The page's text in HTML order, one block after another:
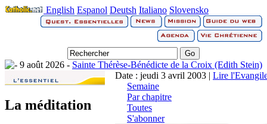
English Espanol Deutsh Italiano Slovensko
9 août 2026 - Sainte Thérèse-Bénédicte de la Croix (Edith Stein)
La méditation
Date : jeudi 3 avril 2003 | Lire
Semaine
Par chapitre
Toutes
S'abonner